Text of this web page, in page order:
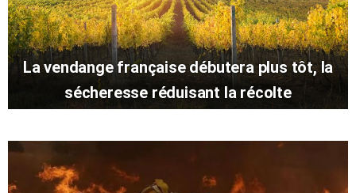
La vendange française débutera plus tôt, la
sécheresse réduisant la récolte